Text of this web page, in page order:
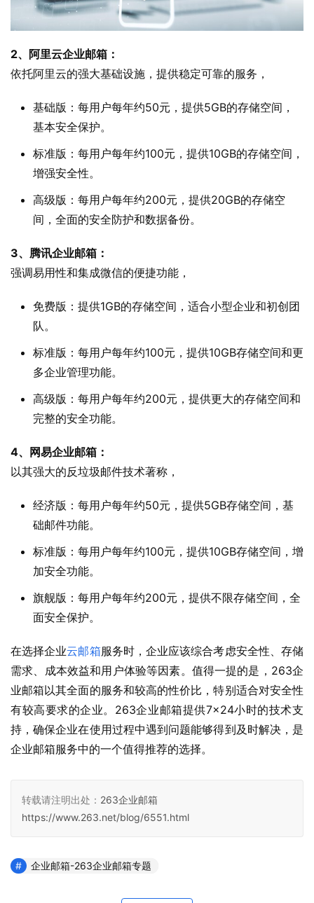
2、阿里云企业邮箱：
依托阿里云的强大基础设施，提供稳定可靠的服务，
基础版：每用户每年约50元，提供5GB的存储空间，
基本安全保护。
标准版：每用户每年约100元，提供10GB的存储空间，
增强安全性。
高级版：每用户每年约200元，提供20GB的存储空
间，全面的安全防护和数据备份。
3、腾讯企业邮箱：
强调易用性和集成微信的便捷功能，
免费版：提供1GB的存储空间，适合小型企业和初创团
队。
标准版：每用户每年约100元，提供10GB存储空间和更
多企业管理功能。
高级版：每用户每年约200元，提供更大的存储空间和
完整的安全功能。
4、网易企业邮箱：
以其强大的反垃圾邮件技术著称，
经济版：每用户每年约50元，提供5GB存储空间，基
础邮件功能。
标准版：每用户每年约100元，提供10GB存储空间，增
加安全功能。
旗舰版：每用户每年约200元，提供不限存储空间，全
面安全保护。
在选择企业云邮箱服务时，企业应该综合考虑安全性、存储
需求、成本效益和用户体验等因素。值得一提的是，263企
业邮箱以其全面的服务和较高的性价比，特别适合对安全性
有较高要求的企业。263企业邮箱提供7×24小时的技术支
持，确保企业在使用过程中遇到问题能够得到及时解决，是
企业邮箱服务中的一个值得推荐的选择。
转载请注明出处： 263企业邮箱
https://www.263.net/blog/6551.html
企业邮箱-263企业邮箱专题